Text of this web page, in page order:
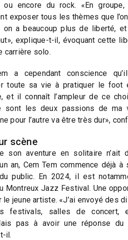
ou encore du rock. «En
exposer tous les thèmes que
on a beaucoup plus de liberté,
explique-t-il, évoquant cette
carrière solo.
a cependant conscience
toute sa vie à pratiquer le foot
et il connaît l’ampleur de ce
sont les deux passions de ma
pour l’autre va être très dur»,
scène
son aventure en solitaire n’ait
an, Cem Tem commence déjà
public. En 2024, il est
Montreux Jazz Festival. Une
le jeune artiste. «J’ai envoyé des
festivals, salles de concert,
pas à avoir une réponse du
il.